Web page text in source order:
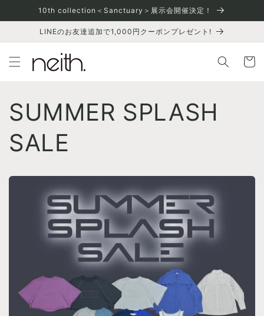
Skip to10th collection＜Sanctuary＞展示会開催決定！
LINEのお友達追加で1,000円クーポンプレゼント!
Cart
SUMMER SPLASH
SALE